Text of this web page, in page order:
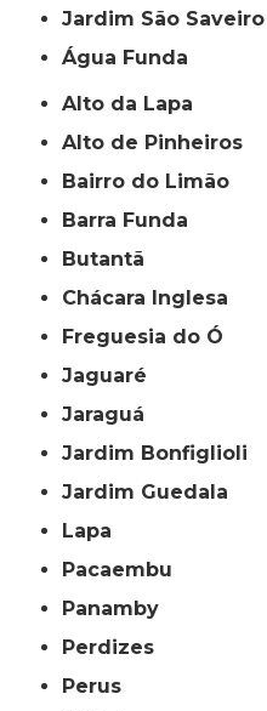
jardim São Saveiro
Água Funda
Alto da Lapa
Alto de Pinheiros
Bairro do Limão
Barra Funda
Butantã
Chácara Inglesa
Freguesia do Ó
Jaguaré
Jaraguá
Jardim Bonfiglioli
Jardim Guedala
Lapa
Pacaembu
Panamby
Perdizes
Perus